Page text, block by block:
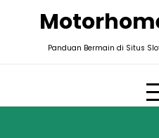
Panduan Bermain di Situs